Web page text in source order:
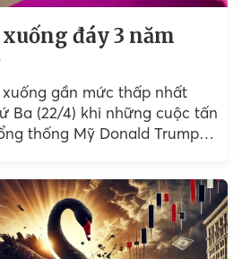
đáy 3 năm
gần mức thấp nhất
Ba (22/4) khi những cuộc tấn
thống Mỹ Donald Trump